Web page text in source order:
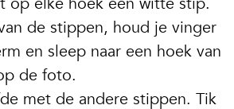
de stippen, houd je vinger
en sleep naar een hoek van
de foto.
met de andere stippen. Tik